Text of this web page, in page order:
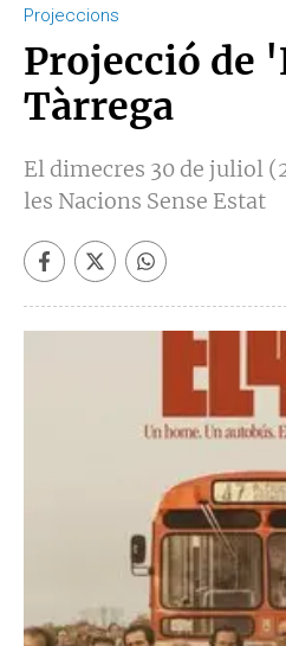
Projeccions
Projecció de
Tàrrega
El dimecres 30 de juliol
les Nacions Sense Estat